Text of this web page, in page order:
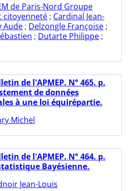
de Paris-Nord Groupe
citoyenneté ; Cardinal Jean-
Aude ; Delzongle Françoise ;
; Dutarte Philippe ;
de l'APMEP. N° 465. p.
de données
à une loi équirépartie.
Michel
de l'APMEP. N° 464. p.
Bayésienne.
Jean-Louis